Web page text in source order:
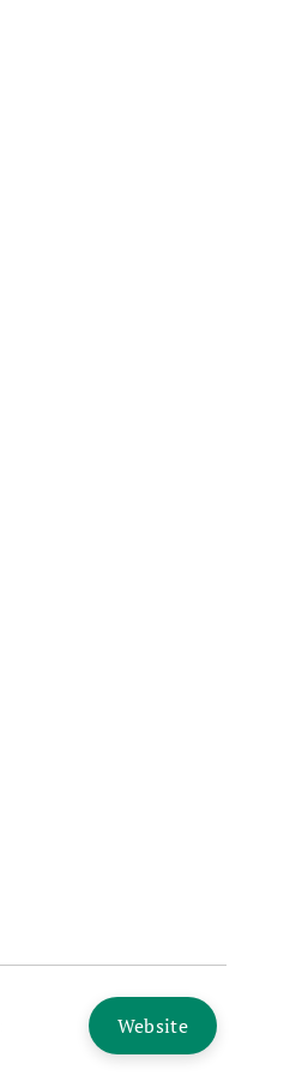
Website